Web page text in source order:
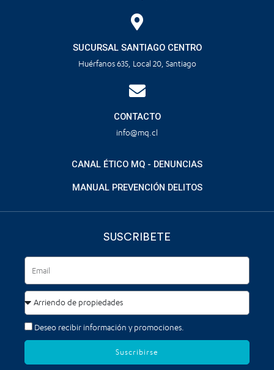
SUCURSAL SANTIAGO CENTRO
Huérfanos 635, Local 20, Santiago
CONTACTO
info@mq.cl
CANAL ÉTICO MQ - DENUNCIAS
MANUAL PREVENCIÓN DELITOS
SUSCRIBETE
Deseo recibir información y promociones.
Suscribirse